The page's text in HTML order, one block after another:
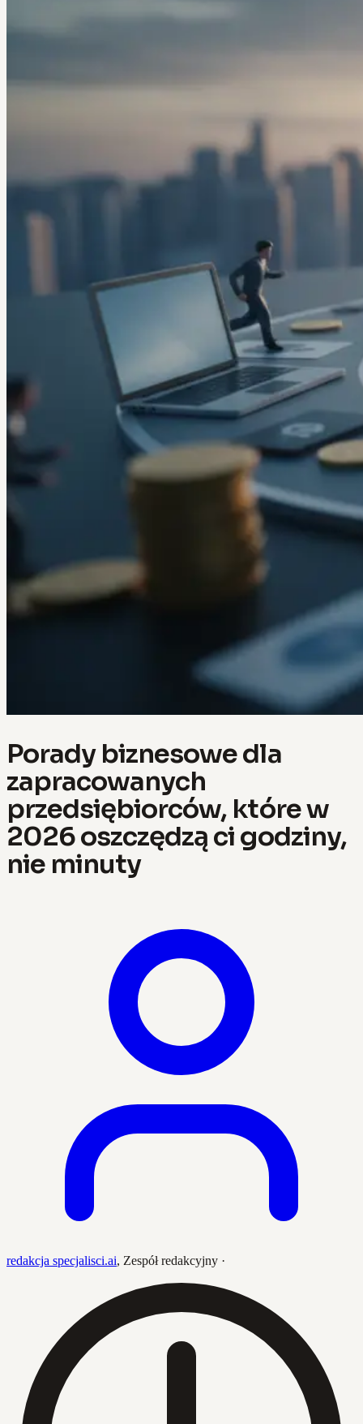
Porady biznesowe dla
zapracowanych
przedsiębiorców, które w
2026 oszczędzą ci godziny,
nie minuty
redakcja specjalisci.ai, Zespół redakcyjny ·